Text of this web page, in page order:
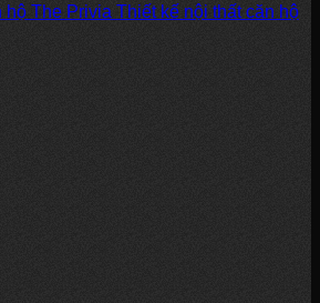
hộ The Privia Thiết kế nội thất căn hộ